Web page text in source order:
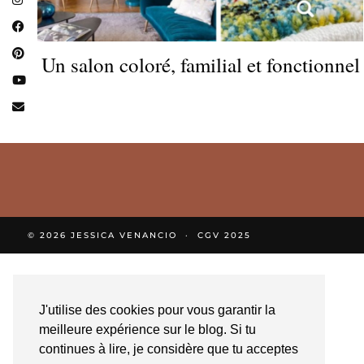
J'utilise des cookies pour vous garantir la
meilleure expérience sur le blog. Si tu
continues à lire, je considère que tu acceptes
Un salon coloré, familial et fonctionnel
© 2026 JESSICA VENANCIO CGV 2025